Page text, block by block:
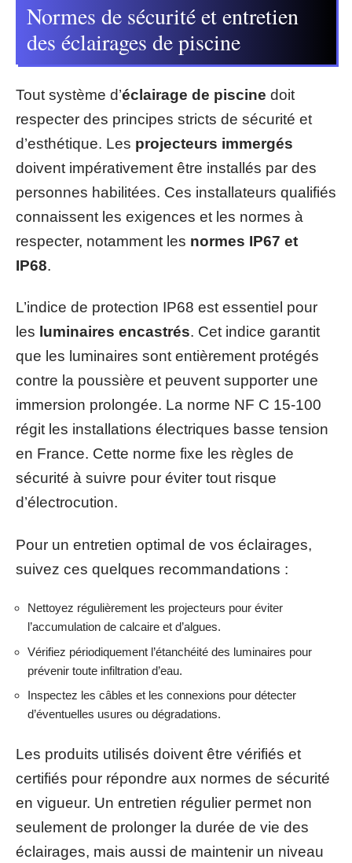
Normes de sécurité et entretien
des éclairages de piscine
Tout système d’éclairage de piscine doit
respecter des principes stricts de sécurité et
d’esthétique. Les projecteurs immergés
doivent impérativement être installés par des
personnes habilitées. Ces installateurs qualifiés
connaissent les exigences et les normes à
respecter, notamment les normes IP67 et
IP68.
L’indice de protection IP68 est essentiel pour
les luminaires encastrés. Cet indice garantit
que les luminaires sont entièrement protégés
contre la poussière et peuvent supporter une
immersion prolongée. La norme NF C 15-100
régit les installations électriques basse tension
en France. Cette norme fixe les règles de
sécurité à suivre pour éviter tout risque
d’électrocution.
Pour un entretien optimal de vos éclairages,
suivez ces quelques recommandations :
Nettoyez régulièrement les projecteurs pour éviter
l’accumulation de calcaire et d’algues.
Vérifiez périodiquement l’étanchéité des luminaires pour
prévenir toute infiltration d’eau.
Inspectez les câbles et les connexions pour détecter
d’éventuelles usures ou dégradations.
Les produits utilisés doivent être vérifiés et
certifiés pour répondre aux normes de sécurité
en vigueur. Un entretien régulier permet non
seulement de prolonger la durée de vie des
éclairages, mais aussi de maintenir un niveau